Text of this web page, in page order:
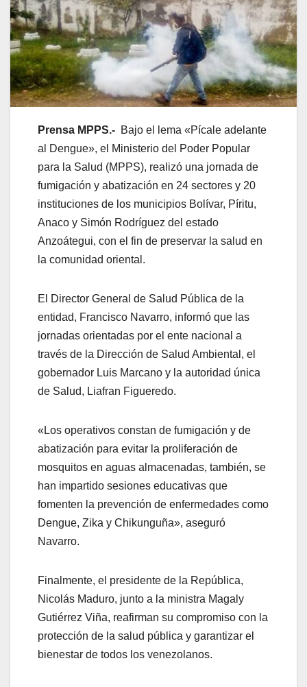
Prensa MPPS.- Bajo el lema «Pícale adelante
al Dengue», el Ministerio del Poder Popular
para la Salud (MPPS), realizó una jornada de
fumigación y abatización en 24 sectores y 20
instituciones de los municipios Bolívar, Píritu,
Anaco y Simón Rodríguez del estado
Anzoátegui, con el fin de preservar la salud en
la comunidad oriental.
El Director General de Salud Pública de la
entidad, Francisco Navarro, informó que las
jornadas orientadas por el ente nacional a
través de la Dirección de Salud Ambiental, el
gobernador Luis Marcano y la autoridad única
de Salud, Liafran Figueredo.
«Los operativos constan de fumigación y de
abatización para evitar la proliferación de
mosquitos en aguas almacenadas, también, se
han impartido sesiones educativas que
fomenten la prevención de enfermedades como
Dengue, Zika y Chikunguña», aseguró
Navarro.
Finalmente, el presidente de la República,
Nicolás Maduro, junto a la ministra Magaly
Gutiérrez Viña, reafirman su compromiso con la
protección de la salud pública y garantizar el
bienestar de todos los venezolanos.